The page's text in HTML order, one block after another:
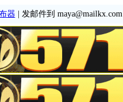
器 | 发邮件到 maya@mailkx.com